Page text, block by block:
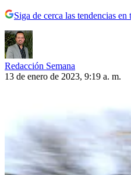
Siga de cerca las tendencias
Redacción Semana
13 de enero de 2023, 9:19 a. m.